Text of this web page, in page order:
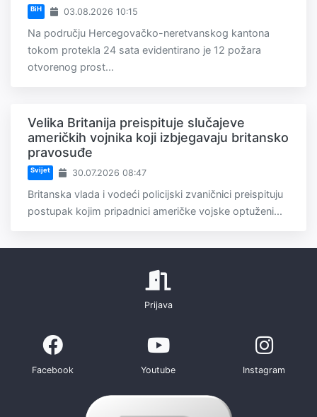
BiH 03.08.2026 10:15
Na području Hercegovačko-neretvanskog kantona
tokom protekla 24 sata evidentirano je 12 požara
otvorenog prost...
Velika Britanija preispituje slučajeve
američkih vojnika koji izbjegavaju britansko
pravosuđe
Svijet 30.07.2026 08:47
Britanska vlada i vodeći policijski zvaničnici preispituju
postupak kojim pripadnici američke vojske optuženi...
Prijava
Facebook Youtube Instagram